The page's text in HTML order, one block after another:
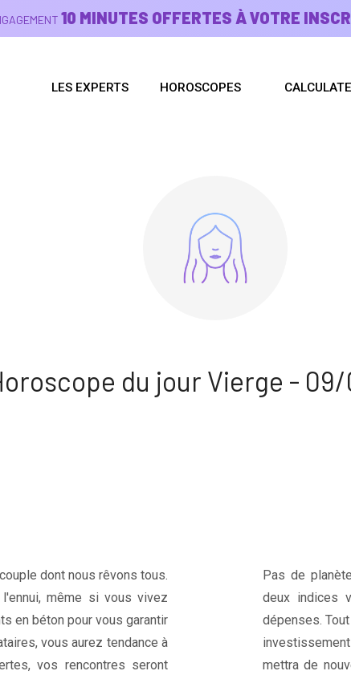
10 MINUTES OFFERTES À VOTRE
LES EXPERTS HOROSCOPES
du jour Vierge -
dont nous rêvons tous.
même si vous vivez
en béton pour vous garantir
vous aurez tendance à
vos rencontres seront
Pas de
deux indices
dépenses.
mettra de